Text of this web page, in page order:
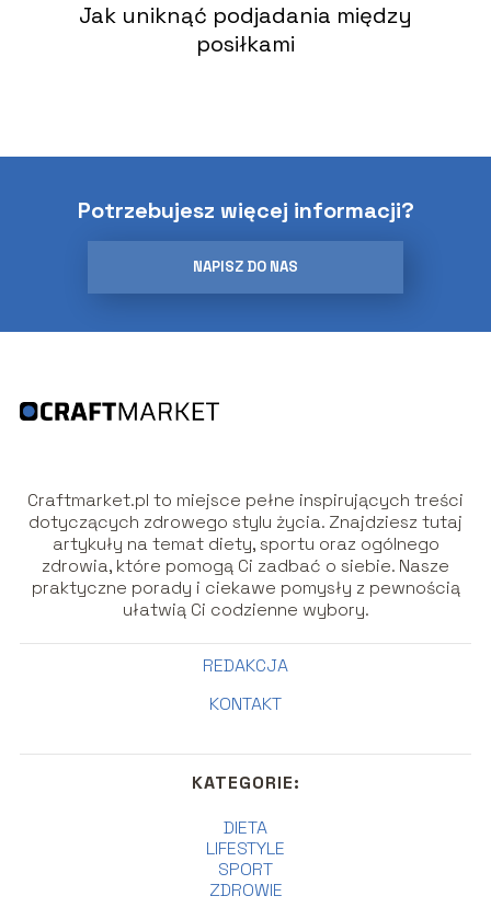
Jak uniknąć podjadania między
posiłkami
Potrzebujesz więcej informacji?
NAPISZ DO NAS
Craftmarket.pl to miejsce pełne inspirujących treści
dotyczących zdrowego stylu życia. Znajdziesz tutaj
artykuły na temat diety, sportu oraz ogólnego
zdrowia, które pomogą Ci zadbać o siebie. Nasze
praktyczne porady i ciekawe pomysły z pewnością
ułatwią Ci codzienne wybory.
REDAKCJA
KONTAKT
KATEGORIE:
DIETA
LIFESTYLE
SPORT
ZDROWIE